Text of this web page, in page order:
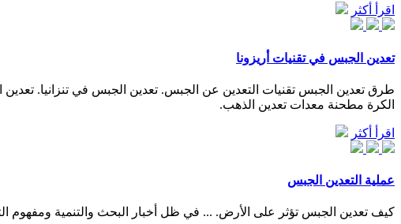
اقرأ أكثر
تعدين الجبس في تقنيات أريزونا
الكرة مطحنة معدات تعدين الذهب.
اقرأ أكثر
عملية التعدين الجبس